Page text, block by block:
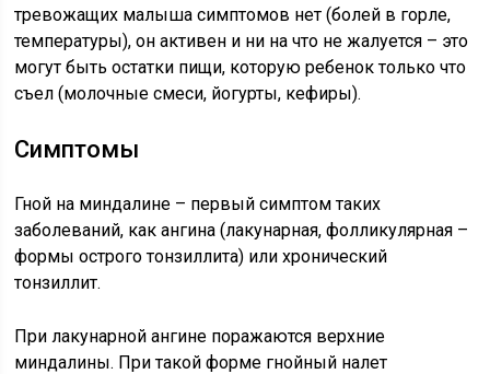
тревожащих малыша симптомов нет (болей в горле,
температуры), он активен и ни на что не жалуется – это
могут быть остатки пищи, которую ребенок только что
съел (молочные смеси, йогурты, кефиры).
Симптомы
Гной на миндалине – первый симптом таких
заболеваний, как ангина (лакунарная, фолликулярная –
формы острого тонзиллита) или хронический
тонзиллит.
При лакунарной ангине поражаются верхние
миндалины. При такой форме гнойный налет